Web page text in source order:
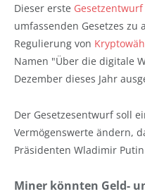
Dieser erste Gesetzentwurf
umfassenden Gesetzes zu
Regulierung von
Namen "Über die digitale
Dezember dieses Jahr
Der Gesetzesentwurf soll
Vermögenswerte ändern,
Präsidenten Wladimir
Miner könnten Geld-